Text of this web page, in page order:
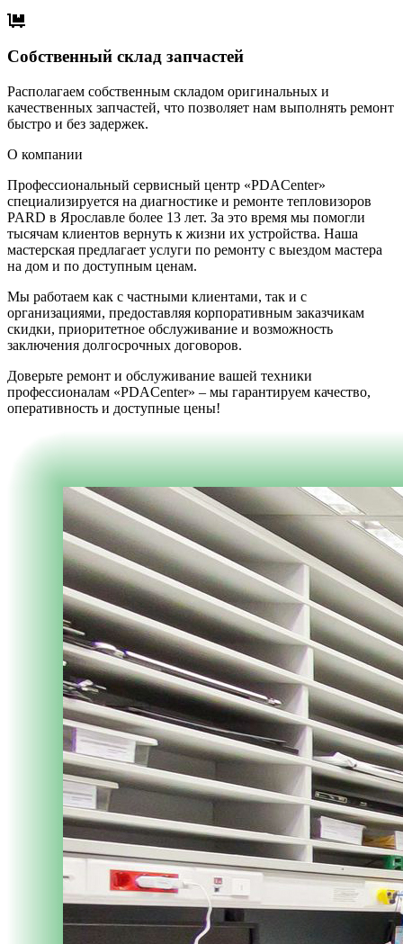
Собственный склад запчастей
Располагаем собственным складом оригинальных и
качественных запчастей, что позволяет нам выполнять ремонт
быстро и без задержек.
О компании
Профессиональный сервисный центр «PDACenter»
специализируется на диагностике и ремонте тепловизоров
PARD в Ярославле более 13 лет. За это время мы помогли
тысячам клиентов вернуть к жизни их устройства. Наша
мастерская предлагает услуги по ремонту с выездом мастера
на дом и по доступным ценам.
Мы работаем как с частными клиентами, так и с
организациями, предоставляя корпоративным заказчикам
скидки, приоритетное обслуживание и возможность
заключения долгосрочных договоров.
Доверьте ремонт и обслуживание вашей техники
профессионалам «PDACenter» – мы гарантируем качество,
оперативность и доступные цены!